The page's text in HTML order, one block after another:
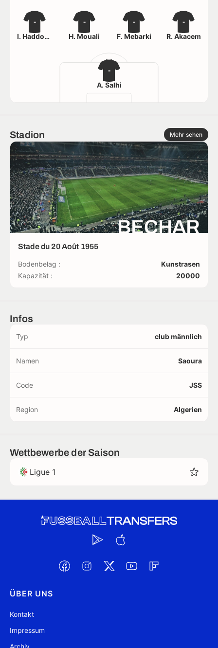
-
A. Salhi
-
I. Haddouche
-
H. Mouali
-
F. Mebarki
-
R. Akacem
Stadion Mehr sehen
BECHAR
Stade du 20 Août 1955
Bodenbelag :
Kunstrasen
Kapazität :
20000
Infos
Typ club männlich
Namen Saoura
Code JSS
Region Algerien
Wettbewerbe der Saison
Ligue 1
ÜBER UNS
Kontakt
Impressum
Archiv